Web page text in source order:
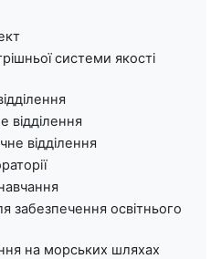
системи якості
відділення
відділення
забезпечення освітнього
на морських шляхах